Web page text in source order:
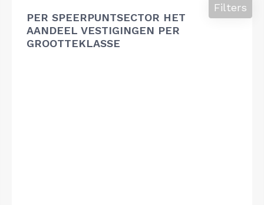
PER SPEERPUNTSECTOR HET
AANDEEL VESTIGINGEN PER
GROOTTEKLASSE
Filters